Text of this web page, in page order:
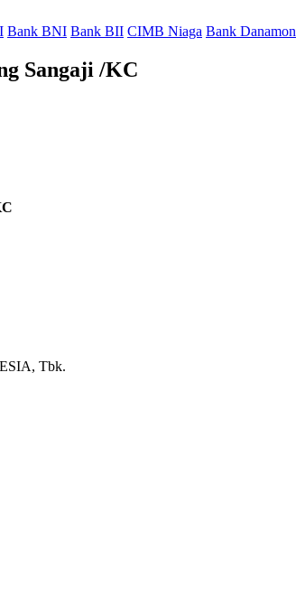
Bank BNI Bank BII CIMB Niaga Bank Danamon
Sangaji /KC
Tbk.